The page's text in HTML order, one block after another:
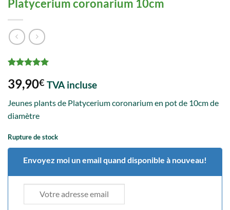
Platycerium coronarium 10cm
5 basé sur
notation
client
39,90€ TVA incluse
Jeunes plants de Platycerium coronarium en pot de 10cm de
diamètre
Rupture de stock
Envoyez moi un email quand disponible à nouveau!